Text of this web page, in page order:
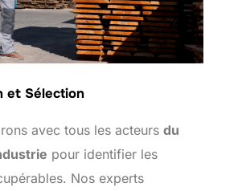
et Sélection
avec tous les acteurs du
pour identifier les
Nos experts